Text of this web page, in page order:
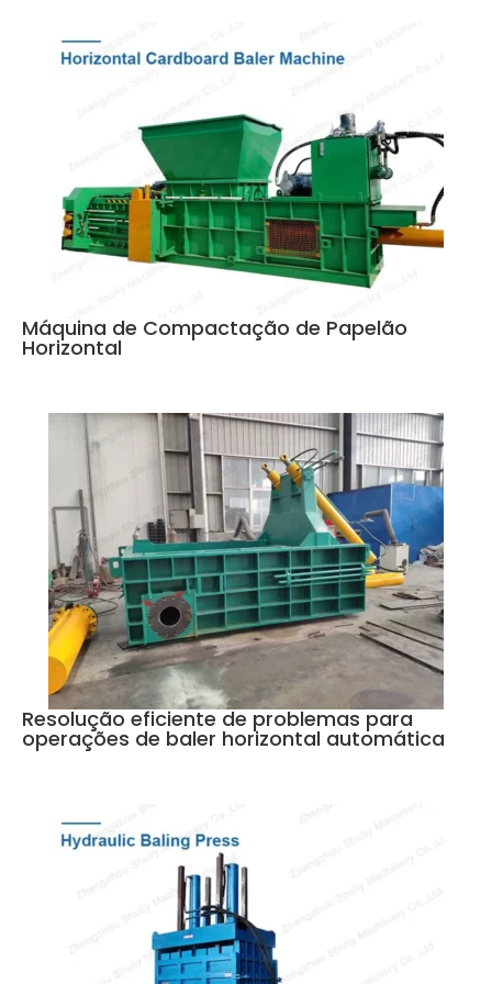
Máquina de Compactação de Papelão
Horizontal
Resolução eficiente de problemas para
operações de baler horizontal automática